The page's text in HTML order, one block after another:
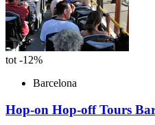
tot -12%
Barcelona
Hop-on Hop-off Tours